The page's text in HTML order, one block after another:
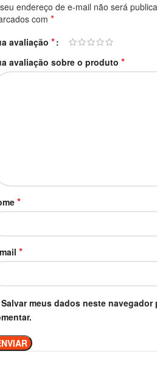
endereço de e-mail não será
com *
avaliação *
avaliação sobre o produto *
*
*
Salvar meus dados neste navegador